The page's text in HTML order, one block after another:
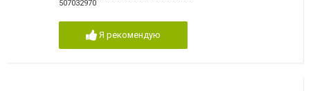
507032970
Я рекомендую